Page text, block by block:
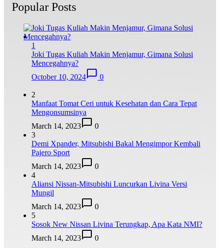
Popular Posts
1
Joki Tugas Kuliah Makin Menjamur, Gimana Solusi
Mencegahnya?
October 10, 2024
0
2
Manfaat Tomat Ceri untuk Kesehatan dan Cara Tepat
Mengonsumsinya
March 14, 2023
0
3
Demi Xpander, Mitsubishi Bakal Mengimpor Kembali
Pajero Sport
March 14, 2023
0
4
Aliansi Nissan-Mitsubishi Luncurkan Livina Versi
Mungil
March 14, 2023
0
5
Sosok New Nissan Livina Terungkap, Apa Kata NMI?
March 14, 2023
0